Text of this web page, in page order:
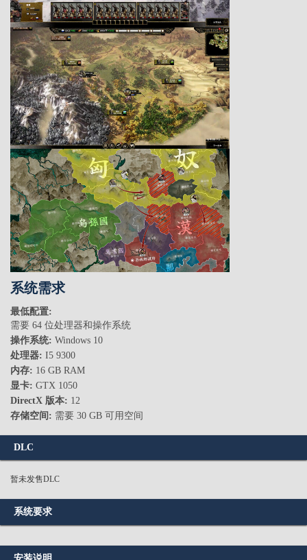
系统需求
最低配置:
需要 64 位处理器和操作系统
操作系统: Windows 10
处理器: I5 9300
内存: 16 GB RAM
显卡: GTX 1050
DirectX 版本: 12
存储空间: 需要 30 GB 可用空间
DLC
暂未发售DLC
系统要求